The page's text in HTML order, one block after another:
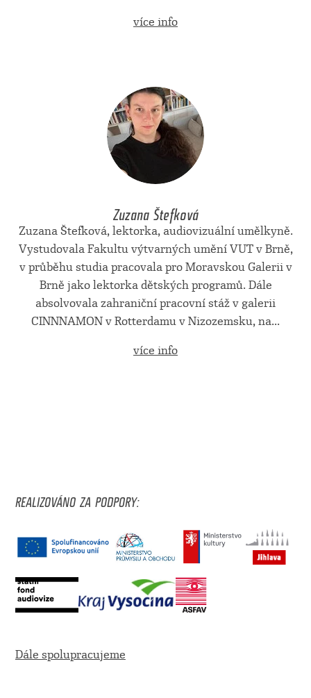
více info
Zuzana Štefková
Zuzana Štefková, lektorka, audiovizuální umělkyně.
Vystudovala Fakultu výtvarných umění VUT v Brně,
v průběhu studia pracovala pro Moravskou Galerii v
Brně jako lektorka dětských programů. Dále
absolvovala zahraniční pracovní stáž v galerii
CINNNAMON v Rotterdamu v Nizozemsku, na...
více info
REALIZOVÁNO ZA PODPORY:
Dále spolupracujeme